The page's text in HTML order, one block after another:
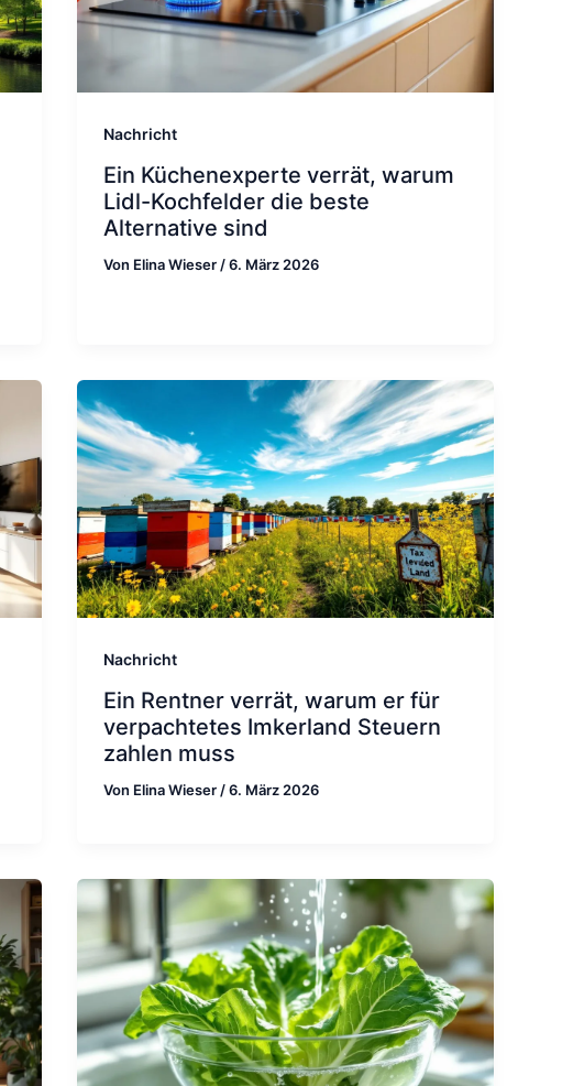
Nachricht
Ein Küchenexperte verrät, warum
Lidl-Kochfelder die beste
Alternative sind
Von Elina Wieser/6. März 2026
Nachricht
Ein Rentner verrät, warum er für
verpachtetes Imkerland Steuern
zahlen muss
Von Elina Wieser /6. März 2026